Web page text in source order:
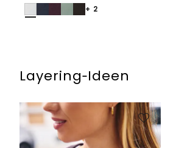
+ 2
Layering‑Ideen